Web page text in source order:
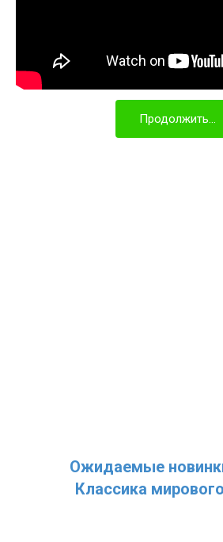
Продолжить...
Ожидаемые
Классика